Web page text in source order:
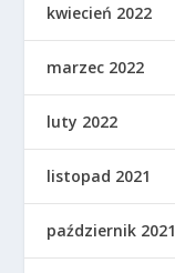
kwiecień 2022
marzec 2022
luty 2022
listopad 2021
październik 2021